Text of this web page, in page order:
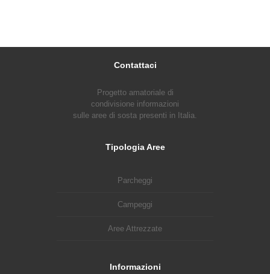
Contattaci
Progetto amatoriale di
condivisione informazioni
sulle aree di sosta presenti in Italia.
Tipologia Aree
Parcheggi
Campeggi
Aree Attrezzate
Informazioni